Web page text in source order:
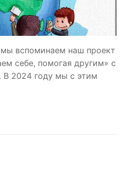
вспоминаем наш проект
себе, помогая другим» с
В 2024 году мы с этим